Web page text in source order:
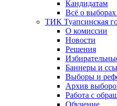
Кандидатам
Всё о
ТИК Туапсинская
О комиссии
Новости
Решения
Баннеры и
Выборы и
Архив
Работа с
Обучение